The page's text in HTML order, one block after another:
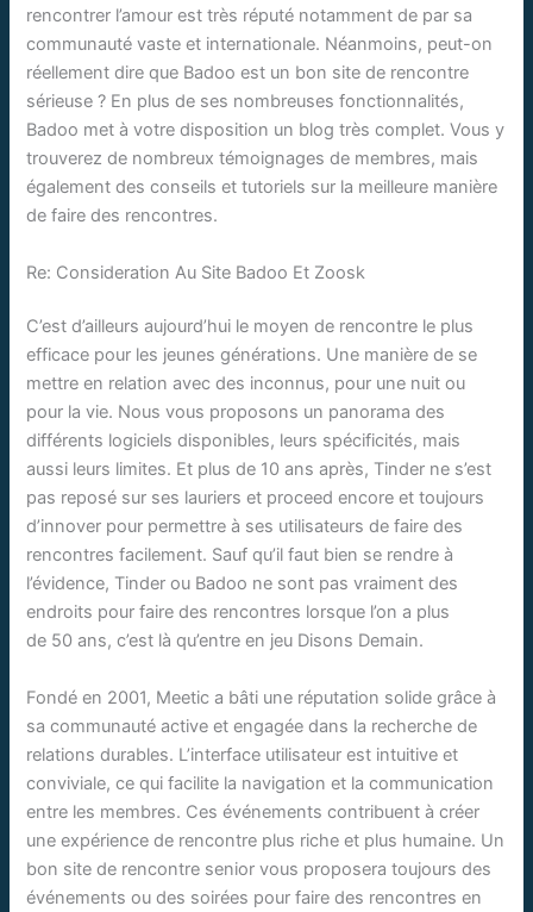
rencontrer l’amour est très réputé notamment de par sa
communauté vaste et internationale. Néanmoins, peut-on
réellement dire que Badoo est un bon site de rencontre
sérieuse ? En plus de ses nombreuses fonctionnalités,
Badoo met à votre disposition un blog très complet. Vous y
trouverez de nombreux témoignages de membres, mais
également des conseils et tutoriels sur la meilleure manière
de faire des rencontres.
Re: Consideration Au Site Badoo Et Zoosk
C’est d’ailleurs aujourd’hui le moyen de rencontre le plus
efficace pour les jeunes générations. Une manière de se
mettre en relation avec des inconnus, pour une nuit ou
pour la vie. Nous vous proposons un panorama des
différents logiciels disponibles, leurs spécificités, mais
aussi leurs limites. Et plus de 10 ans après, Tinder ne s’est
pas reposé sur ses lauriers et proceed encore et toujours
d’innover pour permettre à ses utilisateurs de faire des
rencontres facilement. Sauf qu’il faut bien se rendre à
l’évidence, Tinder ou Badoo ne sont pas vraiment des
endroits pour faire des rencontres lorsque l’on a plus
de 50 ans, c’est là qu’entre en jeu Disons Demain.
Fondé en 2001, Meetic a bâti une réputation solide grâce à
sa communauté active et engagée dans la recherche de
relations durables. L’interface utilisateur est intuitive et
conviviale, ce qui facilite la navigation et la communication
entre les membres. Ces événements contribuent à créer
une expérience de rencontre plus riche et plus humaine. Un
bon site de rencontre senior vous proposera toujours des
événements ou des soirées pour faire des rencontres en